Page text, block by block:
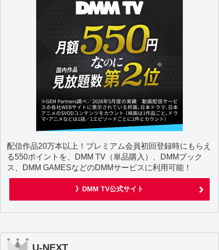
配信作品20万本以上！プレミアム会員初回登録時にもらえ
る550ポイントを、DMM TV（単品購入）、DMMブック
ス、DMM GAMESなどのDMMサービスに利用可能！
》DMM TV公式サイト
U-NEXT